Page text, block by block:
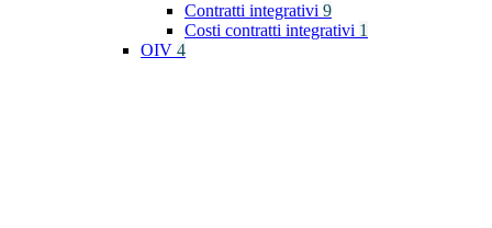
Contratti integrativi 9
Costi contratti integrativi 1
OIV 4